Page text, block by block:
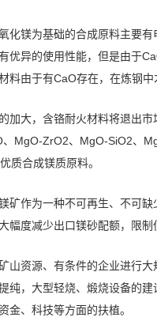
化镁为基础的合成原料主要
优异的使用性能，但是由于
料由于有CaO存在，在炼钢
加大，含铬耐火材料将退出
MgO-ZrO2、MgO-SiO2、
质合成镁质原料。
矿作为一种不可再生、不可
幅度减少出口镁砂配额，限制
山资源、有条件的企业进行
纯，大型轻烧、煅烧设备的
金、科技等方面的扶植。